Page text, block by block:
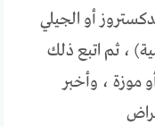
أو الجيلي
، ثم اتبع ذلك
موزة ، وأخبر